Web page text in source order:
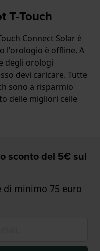
T-Touch
Connect Solar è
l'orologio è offline. A
degli orologi
devi caricare. Tutte
sono a risparmio
delle migliori celle
sconto del 5€ sul
di minimo 75 euro